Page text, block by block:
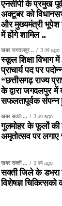
एनसीपी के प्रमुख
अक्टूबर को
और मुख्यमंत्री भूपेश
में होंगे शामिल ..
खबर जगदलपुर .. 3 वर्ष ago
स्कूल शिक्षा विभाग
प्राचार्य पद पर
“छत्तीसगढ़ राज्य
के द्वारा जगदलपुर
सफलतापूर्वक संपन्न
खबर सक्ती ... 3 वर्ष ago
गुलमोहर के फूलों की
अमृतोत्सव पर
खबर सक्ती ... 3 वर्ष ago
सक्ती जिले के डभरा
विशेषज्ञ चिकित्सको